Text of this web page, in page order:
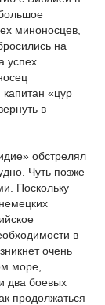
миноносцев,
на
успех.
«цур
в
обстрелял
Чуть позже
Поскольку
в
очень
море,
два боевых
продолжаться